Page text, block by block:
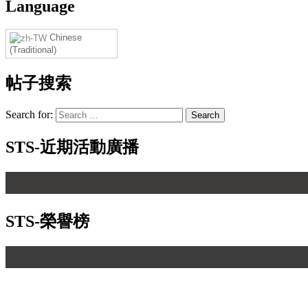
Language
Chinese
(Traditional)
帖子搜索
Search for:
STS-近期活動廣播
STS-榮譽榜